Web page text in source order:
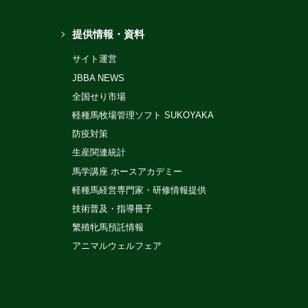
提供情報・資料
サイト運営
JBBA NEWS
全国せり市場
軽種馬牧場管理ソフト SUKOYAKA
防疫対策
生産関連統計
馬学講座 ホースアカデミー
軽種馬経営専門家・研修情報提供
技術普及・指導冊子
繁殖牝馬預託情報
アニマルウェルフェア